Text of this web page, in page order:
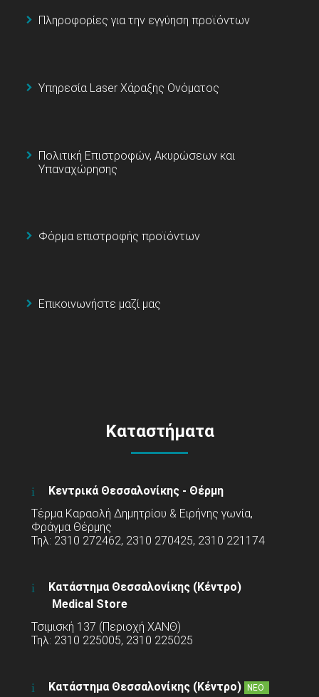
Πληροφορίες για την εγγύηση προϊόντων
Υπηρεσία Laser Χάραξης Ονόματος
Πολιτική Επιστροφών, Ακυρώσεων και
Υπαναχώρησης
Φόρμα επιστροφής προϊόντων
Επικοινωνήστε μαζί μας
Καταστήματα
Κεντρικά Θεσσαλονίκης - Θέρμη
Τέρμα Καραολή Δημητρίου & Ειρήνης γωνία,
Φράγμα Θέρμης
Τηλ: 2310 272462, 2310 270425, 2310 221174
Κατάστημα Θεσσαλονίκης (Κέντρο)
Medical Store
Τσιμισκή 137 (Περιοχή ΧΑΝΘ)
Τηλ: 2310 225005, 2310 225025
Κατάστημα Θεσσαλονίκης (Κέντρο) ΝΕΟ